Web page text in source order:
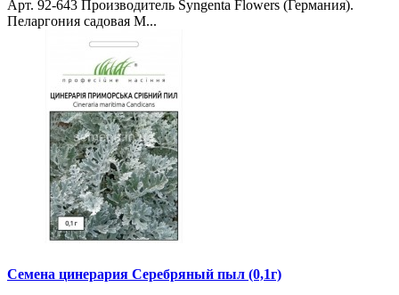
Арт. 92-643 Производитель Syngenta Flowers (Германия).
Пеларгония садовая М...
Семена цинерария Серебряный пыл (0,1г)